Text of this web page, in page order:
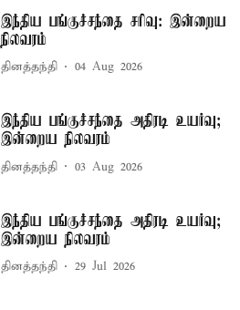
இந்திய பங்குச்சந்தை சரிவு: இன்றைய
நிலவரம்
தினத்தந்தி 04 Aug 2026
இந்திய பங்குச்சந்தை அதிரடி உயர்வு;
இன்றைய நிலவரம்
தினத்தந்தி 03 Aug 2026
இந்திய பங்குச்சந்தை அதிரடி உயர்வு;
இன்றைய நிலவரம்
தினத்தந்தி 29 Jul 2026